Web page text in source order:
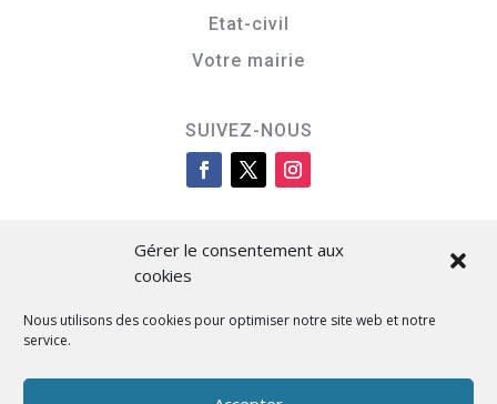
Gérer le consentement aux
cookies
Nous utilisons des cookies pour optimiser notre site web et notre
service.
Etat-civil
Votre mairie
SUIVEZ-NOUS
Cità di L’Isula